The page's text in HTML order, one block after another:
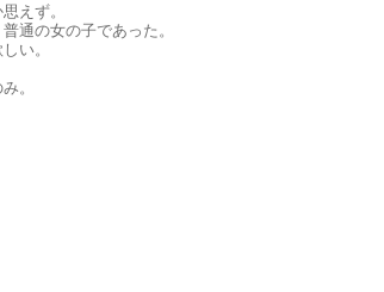
えず。
通の女の子であった。
い。
。